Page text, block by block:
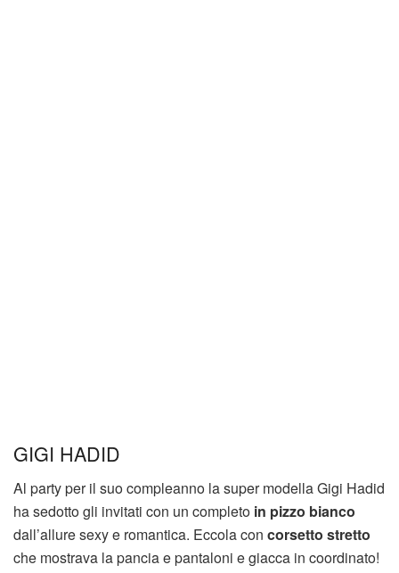
GIGI HADID
Al party per il suo compleanno la super modella Gigi Hadid
ha sedotto gli invitati con un completo in pizzo bianco
dall’allure sexy e romantica. Eccola con corsetto stretto
che mostrava la pancia e pantaloni e giacca in coordinato!